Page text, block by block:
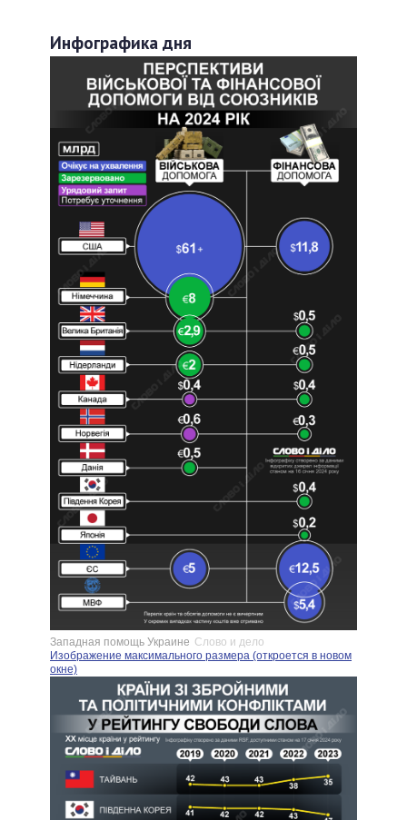
Инфографика дня
Западная помощь Украине Слово и дело
Изображение максимального размера (откроется в новом
окне)